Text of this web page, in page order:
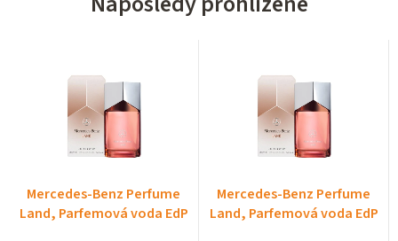
Mercedes-Benz Perfume
Land, Parfemová voda EdP
Mercedes-Benz Perfume
Land, Parfemová voda EdP